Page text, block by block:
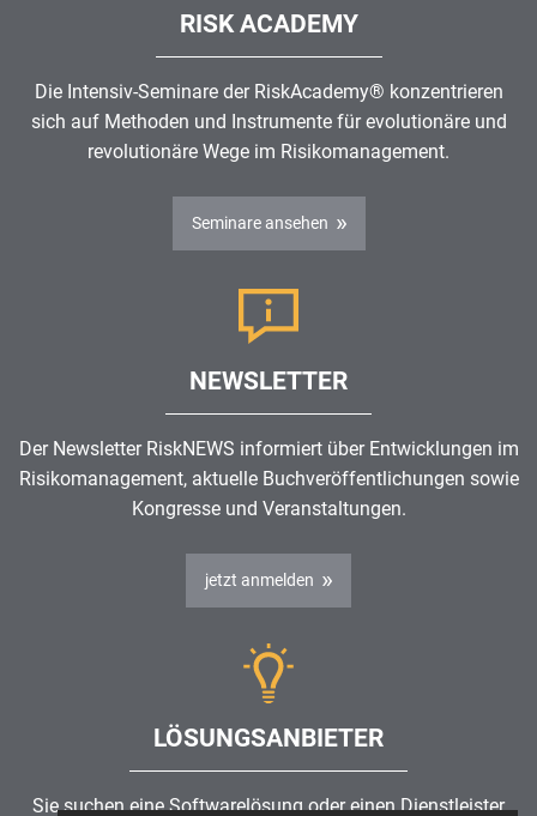
RISK ACADEMY
Die Intensiv-Seminare der RiskAcademy® konzentrieren
sich auf Methoden und Instrumente für evolutionäre und
revolutionäre Wege im Risikomanagement.
Seminare ansehen
NEWSLETTER
Der Newsletter RiskNEWS informiert über Entwicklungen im
Risikomanagement, aktuelle Buchveröffentlichungen sowie
Kongresse und Veranstaltungen.
jetzt anmelden
LÖSUNGSANBIETER
Sie suchen eine Softwarelösung oder einen Dienstleister